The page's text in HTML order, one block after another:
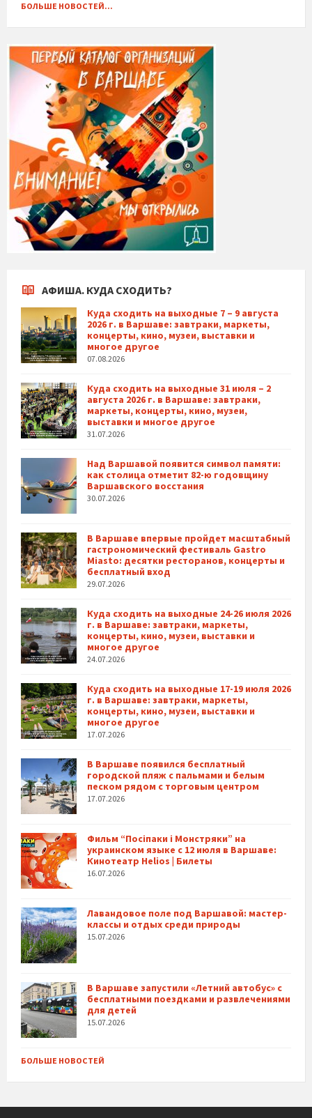
БОЛЬШЕ НОВОСТЕЙ...
АФИША. КУДА СХОДИТЬ?
Куда сходить на выходные 7 – 9 августа
2026 г. в Варшаве: завтраки, маркеты,
концерты, кино, музеи, выставки и
многое другое
07.08.2026
Куда сходить на выходные 31 июля – 2
августа 2026 г. в Варшаве: завтраки,
маркеты, концерты, кино, музеи,
выставки и многое другое
31.07.2026
Над Варшавой появится символ памяти:
как столица отметит 82-ю годовщину
Варшавского восстания
30.07.2026
В Варшаве впервые пройдет масштабный
гастрономический фестиваль Gastro
Miasto: десятки ресторанов, концерты и
бесплатный вход
29.07.2026
Куда сходить на выходные 24-26 июля 2026
г. в Варшаве: завтраки, маркеты,
концерты, кино, музеи, выставки и
многое другое
24.07.2026
Куда сходить на выходные 17-19 июля 2026
г. в Варшаве: завтраки, маркеты,
концерты, кино, музеи, выставки и
многое другое
17.07.2026
В Варшаве появился бесплатный
городской пляж с пальмами и белым
песком рядом с торговым центром
17.07.2026
Фильм “Посіпаки і Монстряки” на
украинском языке с 12 июля в Варшаве:
Кинотеатр Helios | Билеты
16.07.2026
Лавандовое поле под Варшавой: мастер-
классы и отдых среди природы
15.07.2026
В Варшаве запустили «Летний автобус» с
бесплатными поездками и развлечениями
для детей
15.07.2026
БОЛЬШЕ НОВОСТЕЙ